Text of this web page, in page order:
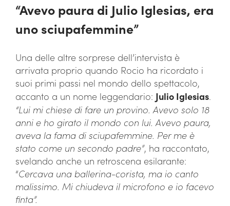
“Avevo paura di Julio Iglesias, era
uno sciupafemmine”
Una delle altre sorprese dell’intervista è
arrivata proprio quando Rocio ha ricordato i
suoi primi passi nel mondo dello spettacolo,
accanto a un nome leggendario: Julio Iglesias.
“Lui mi chiese di fare un provino. Avevo solo 18
anni e ho girato il mondo con lui. Avevo paura,
aveva la fama di sciupafemmine. Per me è
stato come un secondo padre”, ha raccontato,
svelando anche un retroscena esilarante:
“Cercava una ballerina-corista, ma io canto
malissimo. Mi chiudeva il microfono e io facevo
finta”.